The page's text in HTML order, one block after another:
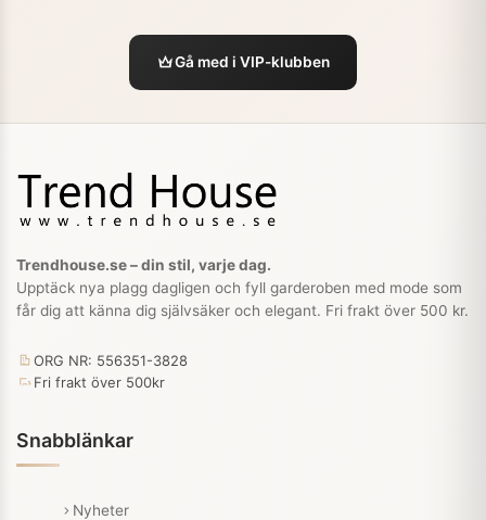
Gå med i VIP-klubben
Trendhouse.se – din stil, varje dag.
Upptäck nya plagg dagligen och fyll garderoben med mode som
får dig att känna dig självsäker och elegant. Fri frakt över 500 kr.
ORG NR: 556351-3828
Fri frakt över 500kr
Snabblänkar
Nyheter